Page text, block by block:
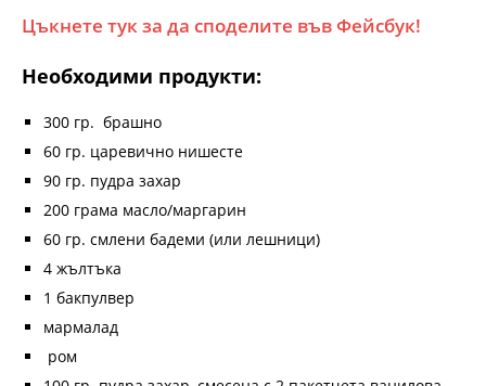
Цъкнете тук за да споделите във Фейсбук!
Необходими продукти:
300 гр. брашно
60 гр. царевично нишесте
90 гр. пудра захар
200 грама масло/маргарин
60 гр. смлени бадеми (или лешници)
4 жълтъка
1 бакпулвер
мармалад
ром